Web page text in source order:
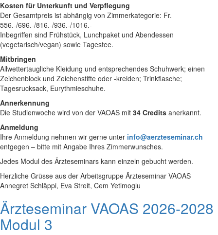
Kosten für Unterkunft und Verpflegung
Der Gesamtpreis ist abhängig von Zimmerkategorie: Fr.
556.-/696.-/816.-/936.-/1016.-
Inbegriffen sind Frühstück, Lunchpaket und Abendessen
(vegetarisch/vegan) sowie Tagestee.
Mitbringen
Allwettertaugliche Kleidung und entsprechendes Schuhwerk; einen
Zeichenblock und Zeichenstifte oder -kreiden; Trinkflasche;
Tagesrucksack, Eurythmieschuhe.
Annerkennung
Die Studienwoche wird von der VAOAS mit 34 Credits anerkannt.
Anmeldung
Ihre Anmeldung nehmen wir gerne unter info@aerzteseminar.ch
entgegen – bitte mit Angabe Ihres Zimmerwunsches.
Jedes Modul des Ärzteseminars kann einzeln gebucht werden.
Herzliche Grüsse aus der Arbeitsgruppe Ärzteseminar VAOAS
Annegret Schläppi, Eva Streit, Cem Yetimoglu
Ärzteseminar VAOAS 2026-2028
Modul 3